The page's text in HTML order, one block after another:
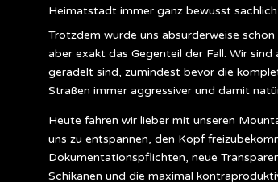
Heimatstadt immer ganz bewusst
Trotzdem wurde uns absurderweise
aber exakt das Gegenteil der Fall. Wir
geradelt sind, zumindest bevor die
Straßen immer aggressiver und damit
Heute fahren wir lieber mit unseren
uns zu entspannen, den Kopf
Dokumentationspflichten, neue
Schikanen und die maximal